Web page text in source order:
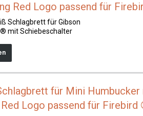
Red Logo passend für
Schlagbrett für Gibson
mit Schiebeschalter
für Mini Humbucker
Logo passend für Firebird